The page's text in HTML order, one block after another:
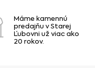
Máme kamennú
predajňu v Starej
Ľubovni už viac ako
20 rokov.